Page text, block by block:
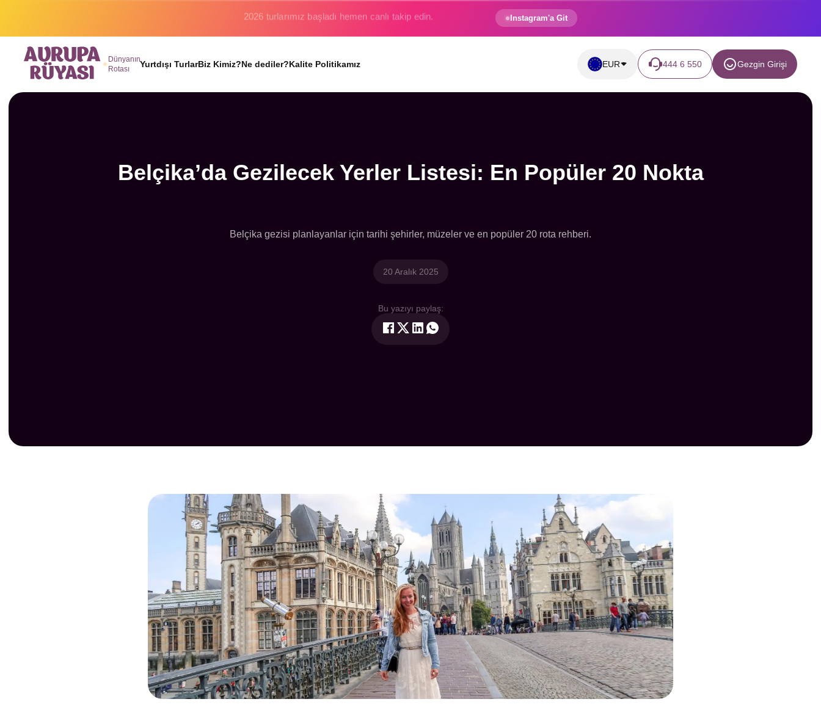
Binlerce gezginin hayali gerçek oluyor. Instagram'a Git
Dünyanın
Rotası
Yurtdışı TurlarBiz Kimiz?Ne dediler?Kalite Politikamız EUR 444 6 550 Gezgin Girişi
Belçika’da Gezilecek Yerler Listesi: En Popüler 20 Nokta
Belçika gezisi planlayanlar için tarihi şehirler, müzeler ve en popüler 20 rota rehberi.
20 Aralık 2025
Bu yazıyı paylaş: